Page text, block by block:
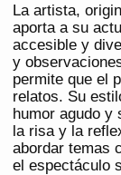
La artista,
aporta a su
accesible y
y
permite que el
relatos. Su
humor agudo y
la risa y la
abordar temas
el espectáculo